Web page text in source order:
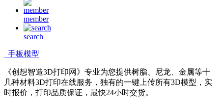
member
search
手板模型
《创想智造3D打印网》专业为您提供树脂、尼龙、金属等十
几种材料3D打印在线服务，独有的一键上传所有3D模型，实
时报价，打印品质保证，最快24小时交货。